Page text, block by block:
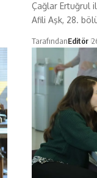
Çağlar Ertuğrul
Afili Aşk, 28.
TarafındanEditör